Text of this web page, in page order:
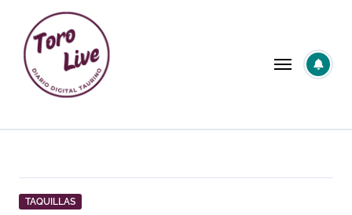
contenido
TAQUILLAS